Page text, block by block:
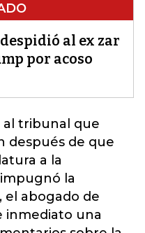
al ex zar
por acoso
al tribunal que
después de que
a la
la
el abogado de
inmediato una